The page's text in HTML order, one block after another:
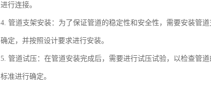
进行连接。
4. 管道支架安装：为了保证管道的稳定性和安全性，需要安装管
确定，并按照设计要求进行安装。
5. 管道试压：在管道安装完成后，需要进行试压试验，以检查管
标准进行确定。